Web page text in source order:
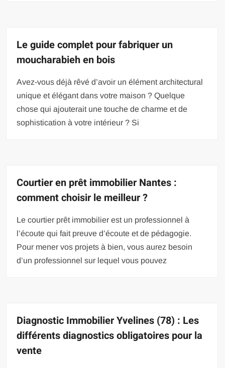
Le guide complet pour fabriquer un
moucharabieh en bois
Avez-vous déjà rêvé d’avoir un élément architectural
unique et élégant dans votre maison ? Quelque
chose qui ajouterait une touche de charme et de
sophistication à votre intérieur ? Si
Courtier en prêt immobilier Nantes :
comment choisir le meilleur ?
Le courtier prêt immobilier est un professionnel à
l’écoute qui fait preuve d’écoute et de pédagogie.
Pour mener vos projets à bien, vous aurez besoin
d’un professionnel sur lequel vous pouvez
Diagnostic Immobilier Yvelines (78) : Les
différents diagnostics obligatoires pour la
vente